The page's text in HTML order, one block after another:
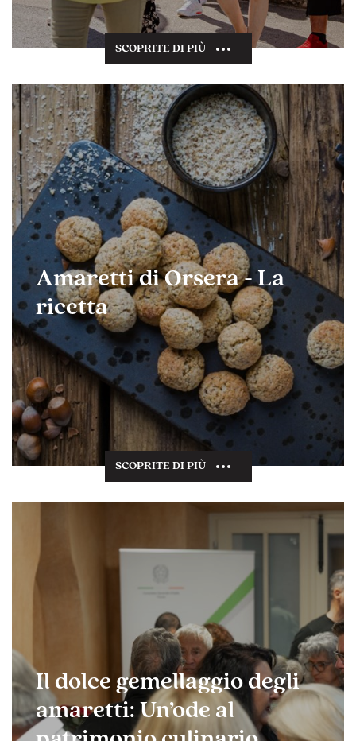
SCOPRITE DI PIÙ
Amaretti di Orsera - La
ricetta
SCOPRITE DI PIÙ
Il dolce gemellaggio degli
amaretti: Un’ode al